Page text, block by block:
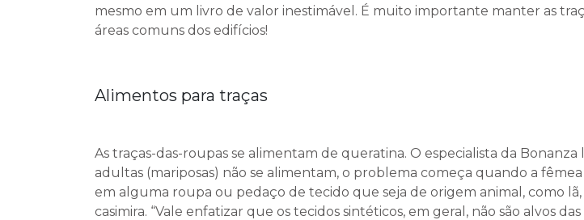
mesmo em um livro de valor inestimável. É muito importante manter as
áreas comuns dos edifícios!
Alimentos para traças
As traças-das-roupas se alimentam de queratina. O especialista da Bonanza
adultas (mariposas) não se alimentam, o problema começa quando a fêmea
em alguma roupa ou pedaço de tecido que seja de origem animal, como lã,
casimira. “Vale enfatizar que os tecidos sintéticos, em geral, não são alvos